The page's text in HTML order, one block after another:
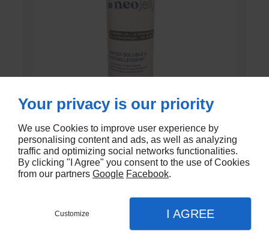
GEL DE CONTACT UNI’GEL
En stock
€1,35
Your privacy is our priority
We use Cookies to improve user experience by
personalising content and ads, as well as analyzing
traffic and optimizing social networks functionalities.
By clicking "I Agree" you consent to the use of Cookies
from our partners Google Facebook.
Customize I AGREE